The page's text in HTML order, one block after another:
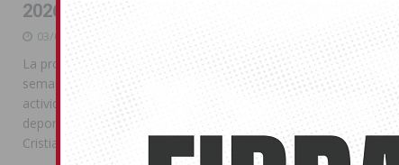
2026
03/08/2026
La programación reunió durante más de una
semana actos institucionales, conciertos,
actividades familiares, competiciones
deportivas y las celebraciones de Moros y
Cristianos